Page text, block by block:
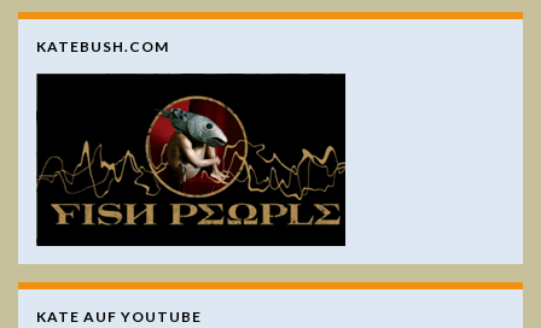
KATEBUSH.COM
KATE AUF YOUTUBE